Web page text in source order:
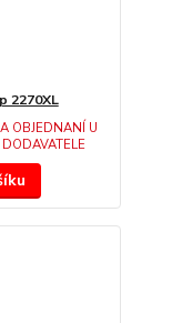
2270XL
OBJEDNANÍ U
DODAVATELE